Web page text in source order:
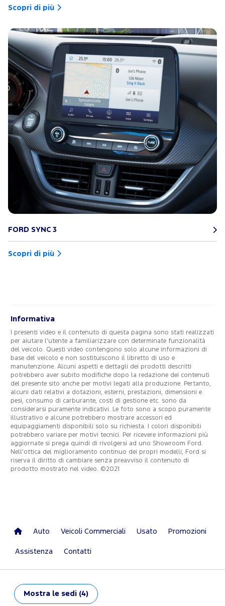
Scopri di più
FORD SYNC 3
Scopri di più
Informativa
I presenti video e il contenuto di questa pagina sono stati realizzati
per aiutare l'utente a familiarizzare con determinate funzionalità
del veicolo. Questi video contengono solo alcune informazioni di
base del veicolo e non sostituiscono il libretto di uso e
manutenzione. Alcuni aspetti e dettagli dei prodotti descritti
potrebbero aver subito modifiche dopo la redazione dei contenuti
del presente sito anche per motivi legati alla produzione. Pertanto,
alcuni dati relativi a dotazioni, esterni, prestazioni, dimensioni e
pesi, consumo di carburante, costi di gestione etc. sono da
considerarsi puramente indicativi. Le foto sono a scopo puramente
illustrativo e alcune potrebbero mostrare accessori ed
equipaggiamenti disponibili solo su richiesta. I colori disponibili
potrebbero variare per motivi tecnici. Per ricevere informazioni più
aggiornate si prega quindi di rivolgersi ad uno Showroom Ford.
Nell'ottica del miglioramento continuo dei propri modelli, Ford si
riserva il diritto di cambiare senza preavviso il contenuto di
prodotto mostrato nel video. ©2021
Auto Veicoli Commerciali Usato Promozioni
Assistenza Contatti
Mostra le sedi (4)